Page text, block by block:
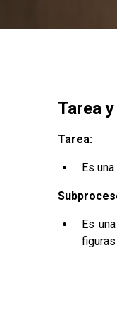
Tarea
Tarea:
Es una
Es una